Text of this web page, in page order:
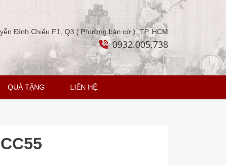
Đình Chiểu F1, Q3 ( Phường bàn cờ ), TP. HCM
0932.005.738
QUÀ TẶNG LIÊN HỆ